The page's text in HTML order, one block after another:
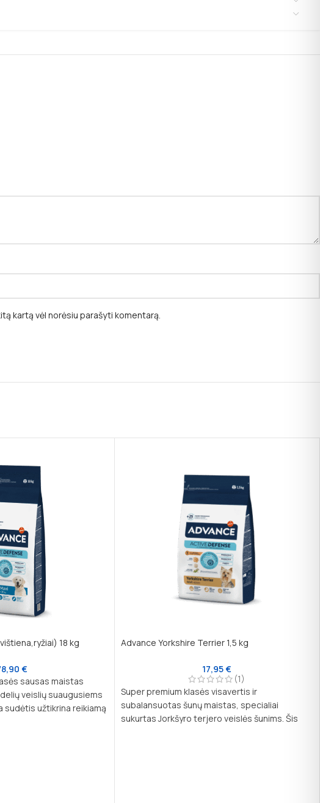
kartą vėl norėsiu parašyti komentarą.
18 kg
€
sausas maistas
veislių suaugusiems
sudėtis užtikrina reikiamą
Advance Yorkshire Terrier 1,5 kg
17,95€
(1)
Super premium klasės visavertis ir
subalansuotas šunų maistas, specialiai
sukurtas Jorkšyro terjero veislės šunims. Šis